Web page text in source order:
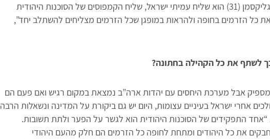
היהודית לקהילת דלאוור; גליקסמן (31) הוא שליח עמיתי ישראל, שליח הקמפוסים של הסוכנות היהודית
כל הזרמים בחופה ולהראות במופגן שכל הזרמים מצליחים להשתלב יחד”,
לשתף את כל הקהילה בחתונה?
אבל מערכת היחסים עם יהדות ארה”ב נמצאת במקום רגיש ואם פעם הם
אחרי ישראל בעיניים עצומות, היום יש גם ביקורת על המדינה ונשאלות הרבה
התפקידים של הסוכנות היהודית הוא לגשר על הפער ולתת תשובות.
את כל היהודים ומתחת לחופה כל הזרמים הם חלק מהעם היהודי